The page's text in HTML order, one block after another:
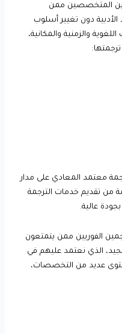
المتخصصين ممن
دون تغيير أسلوب
والزمنية والمكانية،
معتمد المعادي على مدار
من تقديم خدمات الترجمة
عالية.
الفوريين ممن يتمتعون
الذي نعتمد عليهم في
عديد من التخصصات،